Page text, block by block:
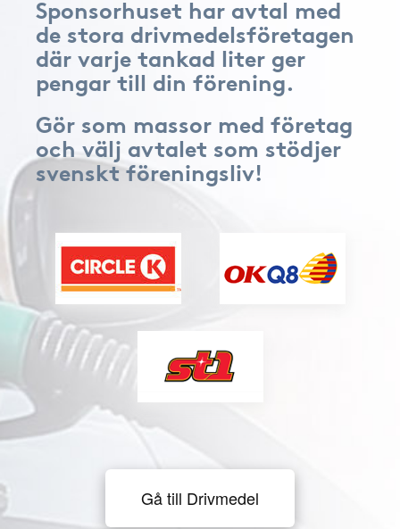
Sponsorhuset har avtal med
de stora drivmedelsföretagen
där varje tankad liter ger
pengar till din förening.
Gör som massor med företag
och välj avtalet som stödjer
svenskt föreningsliv!
Gå till Drivmedel